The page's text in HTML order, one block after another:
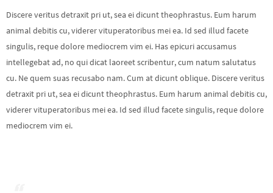
Discere veritus detraxit pri ut, sea ei dicunt theophrastus. Eum harum
animal debitis cu, viderer vituperatoribus mei ea. Id sed illud facete
singulis, reque dolore mediocrem vim ei. Has epicuri accusamus
intellegebat ad, no qui dicat laoreet scribentur, cum natum salutatus
cu. Ne quem suas recusabo nam. Cum at dicunt oblique. Discere veritus
detraxit pri ut, sea ei dicunt theophrastus. Eum harum animal debitis cu,
viderer vituperatoribus mei ea. Id sed illud facete singulis, reque dolore
mediocrem vim ei.